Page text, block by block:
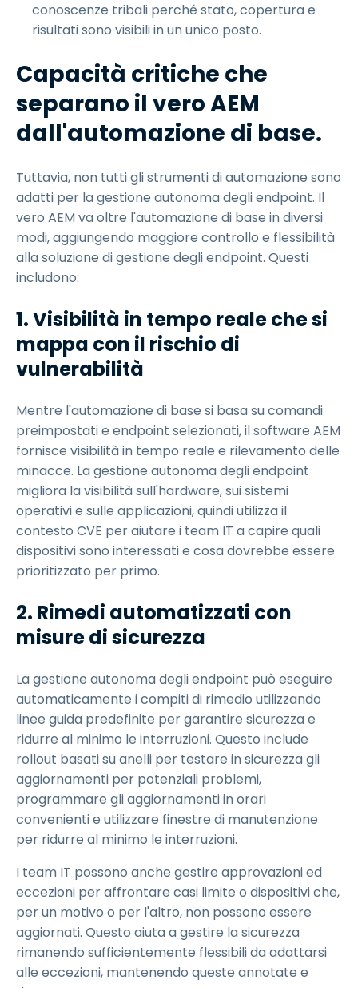
conoscenze tribali perché stato, copertura e
risultati sono visibili in un unico posto.
Capacità critiche che
separano il vero AEM
dall'automazione di base.
Tuttavia, non tutti gli strumenti di automazione sono
adatti per la gestione autonoma degli endpoint. Il
vero AEM va oltre l'automazione di base in diversi
modi, aggiungendo maggiore controllo e flessibilità
alla soluzione di gestione degli endpoint. Questi
includono:
1. Visibilità in tempo reale che si
mappa con il rischio di
vulnerabilità
Mentre l'automazione di base si basa su comandi
preimpostati e endpoint selezionati, il software AEM
fornisce visibilità in tempo reale e rilevamento delle
minacce. La gestione autonoma degli endpoint
migliora la visibilità sull'hardware, sui sistemi
operativi e sulle applicazioni, quindi utilizza il
contesto CVE per aiutare i team IT a capire quali
dispositivi sono interessati e cosa dovrebbe essere
prioritizzato per primo.
2. Rimedi automatizzati con
misure di sicurezza
La gestione autonoma degli endpoint può eseguire
automaticamente i compiti di rimedio utilizzando
linee guida predefinite per garantire sicurezza e
ridurre al minimo le interruzioni. Questo include
rollout basati su anelli per testare in sicurezza gli
aggiornamenti per potenziali problemi,
programmare gli aggiornamenti in orari
convenienti e utilizzare finestre di manutenzione
per ridurre al minimo le interruzioni.
I team IT possono anche gestire approvazioni ed
eccezioni per affrontare casi limite o dispositivi che,
per un motivo o per l'altro, non possono essere
aggiornati. Questo aiuta a gestire la sicurezza
rimanendo sufficientemente flessibili da adattarsi
alle eccezioni, mantenendo queste annotate e